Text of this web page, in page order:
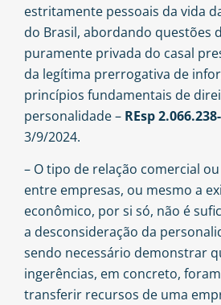
estritamente pessoais da vida
do Brasil, abordando questões
puramente privada do casal
da legítima prerrogativa de
princípios fundamentais de
personalidade – REsp
3/9/2024.
– O tipo de relação comercial
entre empresas, ou mesmo a
econômico, por si só, não é
a desconsideração da
sendo necessário demonstrar
ingerências, em concreto,
transferir recursos de uma